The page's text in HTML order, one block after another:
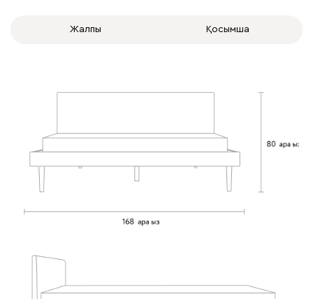
Жалпы Қосымша